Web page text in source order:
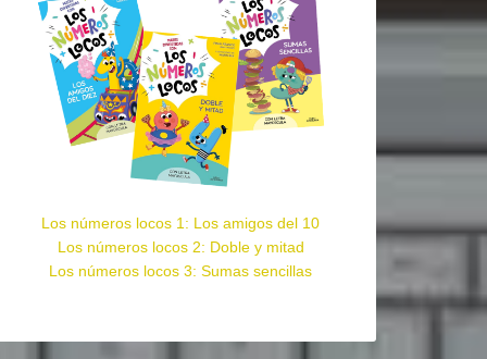
Los números locos 1: Los amigos del 10
Los números locos 2: Doble y mitad
Los números locos 3: Sumas sencillas